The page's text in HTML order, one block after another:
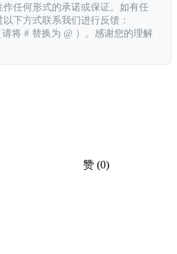
任何形式的承诺或保证。如有任
下方式联系我们进行反馈：
请将 # 替换为 @ ）。感谢您的理解
赞 (0)